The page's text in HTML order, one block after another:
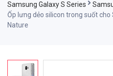
Samsung Galaxy S Series
Ốp lưng dẻo silicon trong suốt cho
Nature